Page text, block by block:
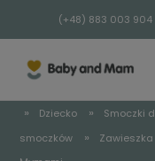
(+48) 883 003 904
» Dziecko » Smoczki
smoczków
»